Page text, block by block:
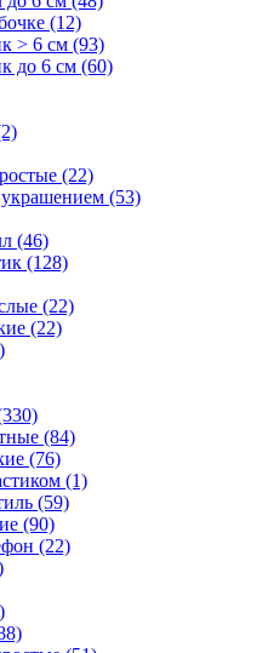
(12)
> 6 см (93)
до 6 см (60)
(22)
(53)
(46)
(128)
(22)
(22)
(84)
(76)
(1)
(59)
(90)
(22)